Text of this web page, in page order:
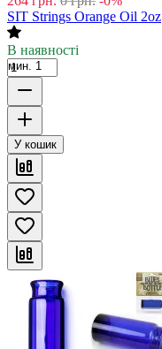
SIT Strings Orange Oil 2oz
В наявності
мин. 1
У кошик